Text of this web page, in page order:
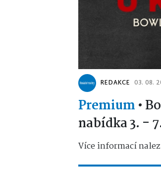
REDAKCE 03. 08.
Premium •
nabídka 3. -
Více informací